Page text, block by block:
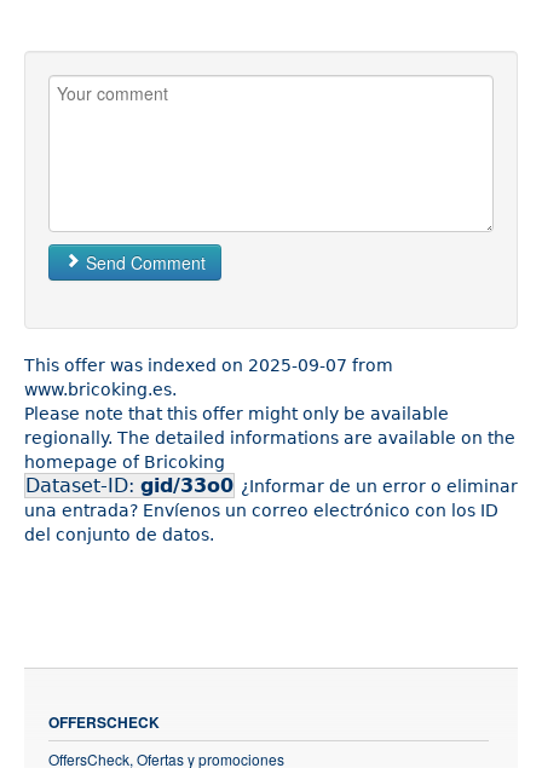
Send Comment
This offer was indexed on 2025-09-07 from
www.bricoking.es.
Please note that this offer might only be available
regionally. The detailed informations are available on the
homepage of Bricoking
Dataset-ID: gid/33o0 ¿Informar de un error o eliminar
una entrada? Envíenos un correo electrónico con los ID
del conjunto de datos.
OFFERSCHECK
OffersCheck, Ofertas y promociones